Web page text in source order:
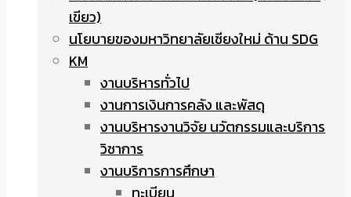
เขียว)
นโยบายของมหาวิทยาลัยเชียงใหม่ ด้าน SDG
KM
งานบริหารทั่วไป
งานการเงินการคลัง และพัสดุ
งานบริหารงานวิจัย นวัตกรรมและบริการ
วิชาการ
งานบริการการศึกษา
ทะเบียน